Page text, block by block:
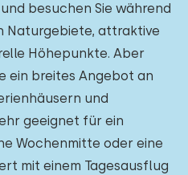
besuchen Sie während
Naturgebiete, attraktive
Höhepunkte. Aber
ein breites Angebot an
und
geeignet für ein
Wochenmitte oder eine
mit einem Tagesausflug